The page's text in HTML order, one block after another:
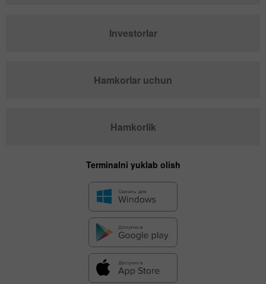
Investorlar
Hamkorlar uchun
Hamkorlik
Terminalni yuklab olish